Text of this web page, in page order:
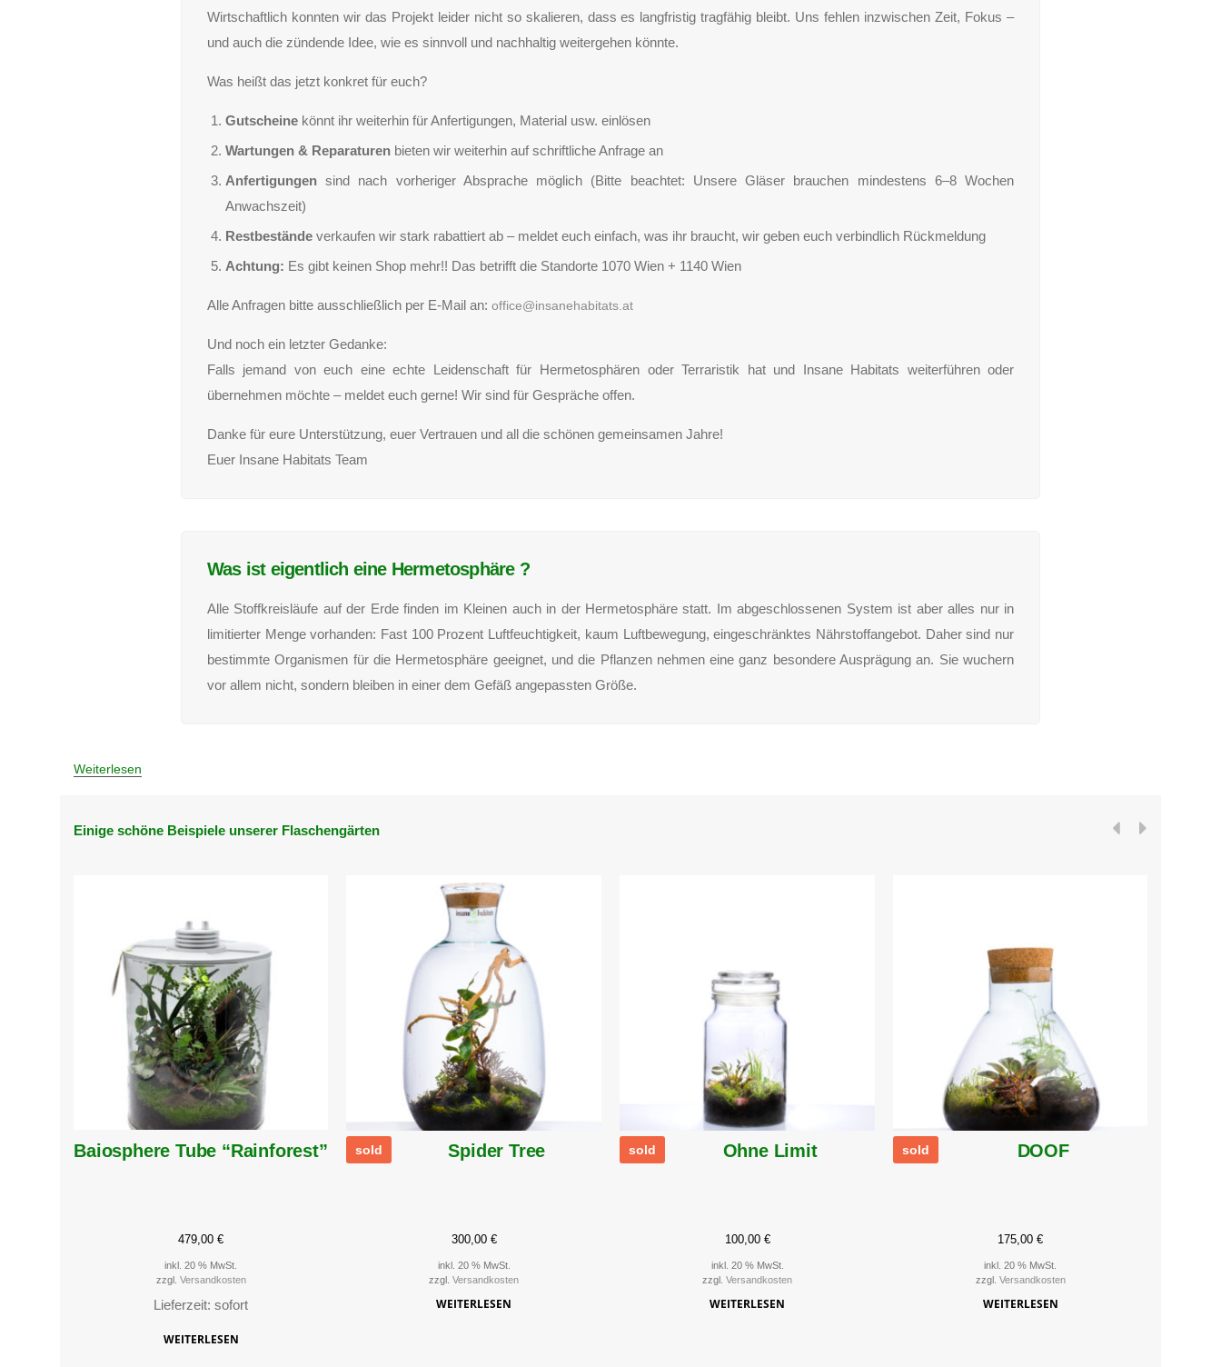
Wirtschaftlich konnten wir das Projekt leider nicht so skalieren, dass es langfristig tragfähig bleibt. Uns fehlen inzwischen Zeit, Fokus –
und auch die zündende Idee, wie es sinnvoll und nachhaltig weitergehen könnte.
Was heißt das jetzt konkret für euch?
Gutscheinekönnt ihr weiterhin für Anfertigungen, Material usw. einlösen
Wartungen & Reparaturenbieten wir weiterhin auf schriftliche Anfrage an
Anfertigungensind nach vorheriger Absprache möglich (Bitte beachtet: Unsere Gläser brauchen mindestens 6–8 Wochen
Anwachszeit)
Restbeständeverkaufen wir stark rabattiert ab – meldet euch einfach, was ihr braucht, wir geben euch verbindlich Rückmeldung
Achtung: Es gibt keinen Shop mehr!! Das betrifft die Standorte 1070 Wien + 1140 Wien
Alle Anfragen bitte ausschließlich per E-Mail an: office@insanehabitats.at
Und noch ein letzter Gedanke:
Falls jemand von euch eine echte Leidenschaft für Hermetosphären oder Terraristik hat und Insane Habitats weiterführen oder
übernehmen möchte – meldet euch gerne! Wir sind für Gespräche offen.
Danke für eure Unterstützung, euer Vertrauen und all die schönen gemeinsamen Jahre!
Euer Insane Habitats Team
Was ist eigentlich eine Hermetosphäre ?
Alle Stoffkreisläufe auf der Erde finden im Kleinen auch in der Hermetosphäre statt. Im abgeschlossenen System ist aber alles nur in
limitierter Menge vorhanden: Fast 100 Prozent Luftfeuchtigkeit, kaum Luftbewegung, eingeschränktes Nährstoffangebot. Daher sind nur
bestimmte Organismen für die Hermetosphäre geeignet, und die Pflanzen nehmen eine ganz besondere Ausprägung an. Sie wuchern
vor allem nicht, sondern bleiben in einer dem Gefäß angepassten Größe.
Weiterlesen
Einige schöne Beispiele unserer Flaschengärten
Baiosphere Tube “Rainforest”
479,00 €
inkl. 20 % MwSt.
zzgl. Versandkosten
Lieferzeit: sofort
WEITERLESEN
sold Spider Tree
300,00 €
inkl. 20 % MwSt.
zzgl.Versandkosten
WEITERLESEN
sold Ohne Limit
100,00 €
inkl. 20 % MwSt.
zzgl. Versandkosten
WEITERLESEN
sold DOOF
175,00€
inkl. 20 % MwSt.
zzgl. Versandkosten
WEITERLESEN